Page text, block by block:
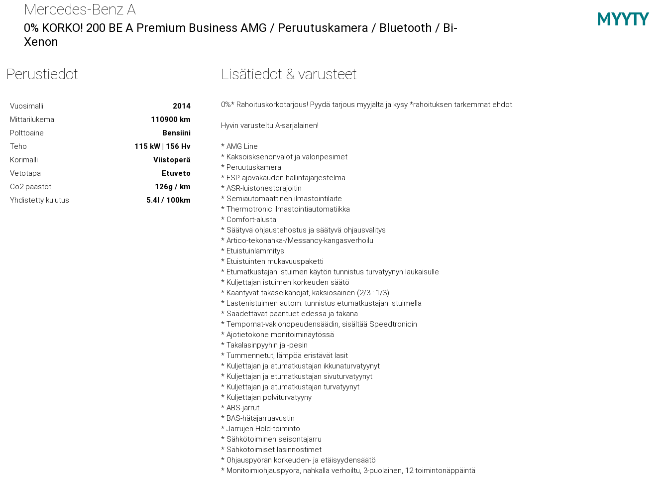
Mercedes-Benz A
0% KORKO! 200 BE A Premium Business AMG / Peruutuskamera / Bluetooth / Bi-
Xenon
MYYTY
Perustiedot
Vuosimalli
2014
Mittarilukema
110900 km
Polttoaine
Bensiini
Teho
115 kW | 156 Hv
Korimalli
Viistoperä
Vetotapa
Etuveto
Co2 päästöt
126g / km
Yhdistetty kulutus
5.4l / 100km
Lisätiedot & varusteet
0%* Rahoituskorkotarjous! Pyydä tarjous myyjältä ja kysy *rahoituksen tarkemmat ehdot.
Hyvin varusteltu A-sarjalainen!
* AMG Line
* Kaksoisksenonvalot ja valonpesimet
* Peruutuskamera
* ESP ajovakauden hallintajärjestelmä
* ASR-luistonestorajoitin
* Semiautomaattinen ilmastointilaite
* Thermotronic ilmastointiautomatiikka
* Comfort-alusta
* Säätyvä ohjaustehostus ja säätyvä ohjausvälitys
* Artico-tekonahka-/Messancy-kangasverhoilu
* Etuistuinlämmitys
* Etuistuinten mukavuuspaketti
* Etumatkustajan istuimen käytön tunnistus turvatyynyn laukaisulle
* Kuljettajan istuimen korkeuden säätö
* Kääntyvät takaselkänojat, kaksiosainen (2/3 : 1/3)
* Lastenistuimen autom. tunnistus etumatkustajan istuimella
* Säädettävät pääntuet edessä ja takana
* Tempomat-vakionopeudensäädin, sisältää Speedtronicin
* Ajotietokone monitoiminäytössä
* Takalasinpyyhin ja -pesin
* Tummennetut, lämpöä eristävät lasit
* Kuljettajan ja etumatkustajan ikkunaturvatyynyt
* Kuljettajan ja etumatkustajan sivuturvatyynyt
* Kuljettajan ja etumatkustajan turvatyynyt
* Kuljettajan polviturvatyyny
* ABS-jarrut
* BAS-hätäjarruavustin
* Jarrujen Hold-toiminto
* Sähkötoiminen seisontajarru
* Sähkötoimiset lasinnostimet
* Ohjauspyörän korkeuden- ja etäisyydensäätö
* Monitoimiohjauspyörä, nahkalla verhoiltu, 3-puolainen, 12 toimintonäppäintä